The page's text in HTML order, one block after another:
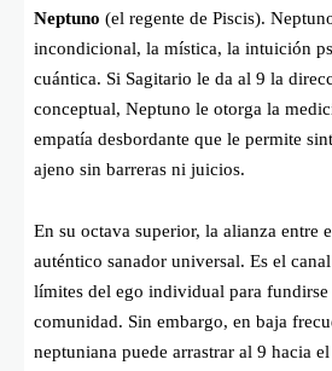
Neptuno (el regente de Piscis).
incondicional, la mística, la intuición
cuántica. Si Sagitario le da al 9 la
conceptual, Neptuno le otorga la
empatía desbordante que le permite
ajeno sin barreras ni juicios.
En su octava superior, la alianza entre
auténtico sanador universal. Es el
límites del ego individual para fundirse
comunidad. Sin embargo, en baja
neptuniana puede arrastrar al 9 hacia